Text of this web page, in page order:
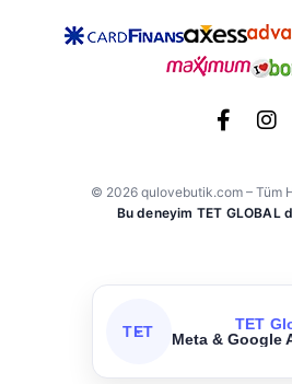
© 2026 qulovebutik.com – Tüm
Bu deneyim TET GLOBAL
TET
TET
Meta & Google